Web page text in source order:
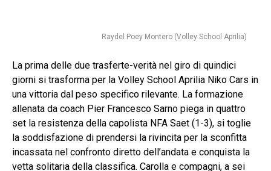
Raydel Poey Montero (Volley School Aprilia)
La prima delle due trasferte-verità nel giro di quindici
giorni si trasforma per la Volley School Aprilia Niko Cars in
una vittoria dal peso specifico rilevante. La formazione
allenata da coach Pier Francesco Sarno piega in quattro
set la resistenza della capolista NFA Saet (1-3), si toglie
la soddisfazione di prendersi la rivincita per la sconfitta
incassata nel confronto diretto dell’andata e conquista la
vetta solitaria della classifica. Carolla e compagni, a sei